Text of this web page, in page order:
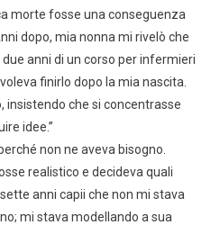
morte fosse una conseguenza
dopo, mia nonna mi rivelò che
anni di un corso per infermieri
finirlo dopo la mia nascita.
insistendo che si concentrasse
idee.”
non ne aveva bisogno.
realistico e decideva quali
anni capii che non mi stava
mi stava modellando a sua